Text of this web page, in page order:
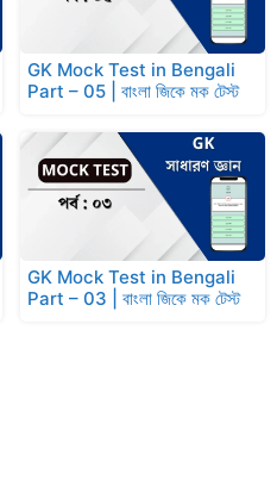
GK Mock Test in Bengali
Part – 05 | বাংলা জিকে মক টেস্ট
GK Mock Test in Bengali
Part – 03 | বাংলা জিকে মক টেস্ট